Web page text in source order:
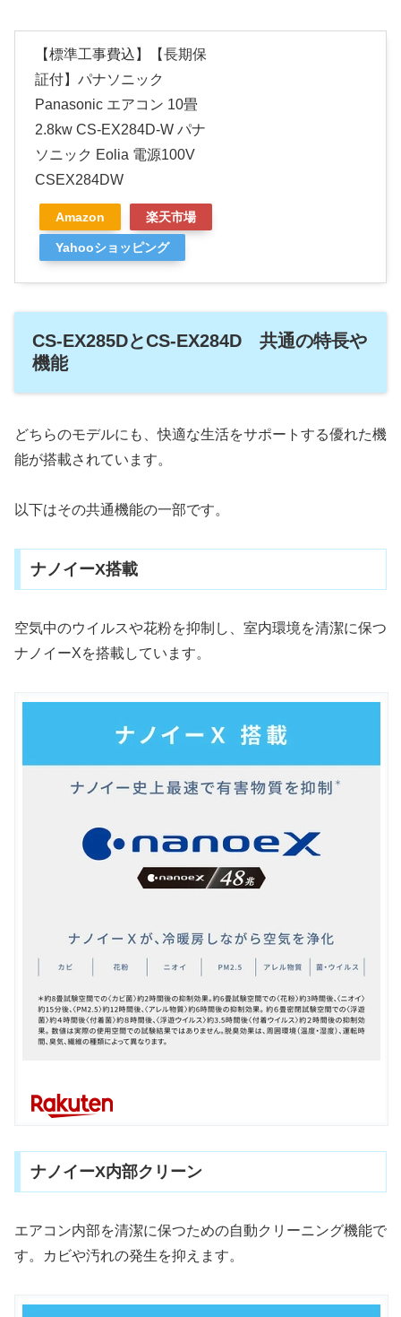
【標準工事費込】【長期保
証付】パナソニック
Panasonic エアコン 10畳
2.8kw CS-EX284D-W パナ
ソニック Eolia 電源100V
CSEX284DW
Amazon 楽天市場
Yahooショッピング
CS-EX285DとCS-EX284D 共通の特長や
機能
どちらのモデルにも、快適な生活をサポートする優れた機
能が搭載されています。
以下はその共通機能の一部です。
ナノイーX搭載
空気中のウイルスや花粉を抑制し、室内環境を清潔に保つ
ナノイーXを搭載しています。
ナノイーX内部クリーン
エアコン内部を清潔に保つための自動クリーニング機能で
す。カビや汚れの発生を抑えます。